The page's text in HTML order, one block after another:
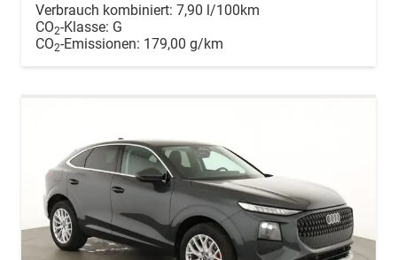
Verbrauch kombiniert: 7,90 l/100km
CO2-Klasse: G
CO2-Emissionen: 179,00 g/km